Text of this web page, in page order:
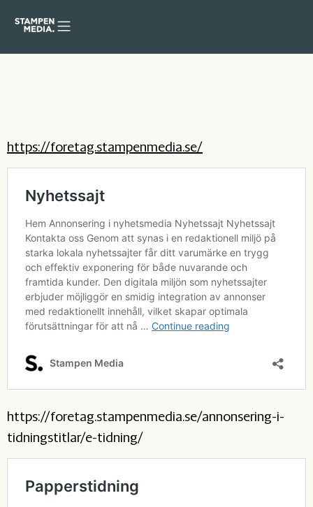
https://foretag.stampenmedia.se/
https://foretag.stampenmedia.se/annonsering-i-
tidningstitlar/e-tidning/